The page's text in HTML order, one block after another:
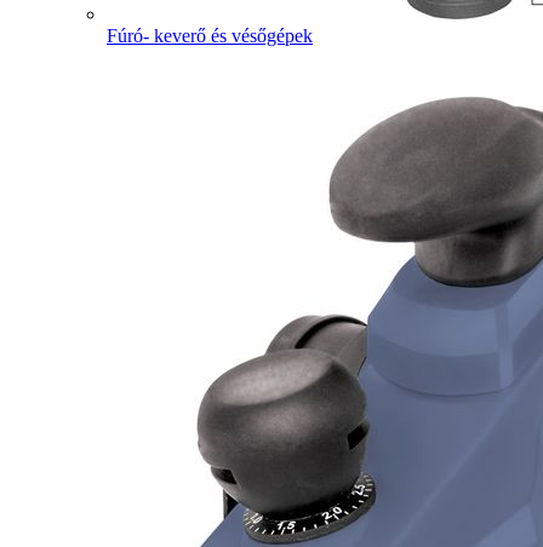
Fúró- keverő és vésőgépek